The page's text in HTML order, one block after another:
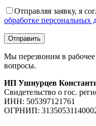
Отправляя заявку, я
обработке персональных
Мы перезвоним в
вопросы.
ИП Ушнурцев
Свидетельство о гос.
ИНН: 505397121761
ОГРНИП: